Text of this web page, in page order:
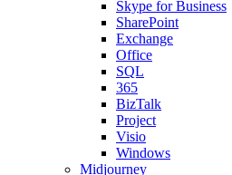
Skype for Business
SharePoint
Exchange
Office
SQL
365
BizTalk
Project
Visio
Windows
Midjourney